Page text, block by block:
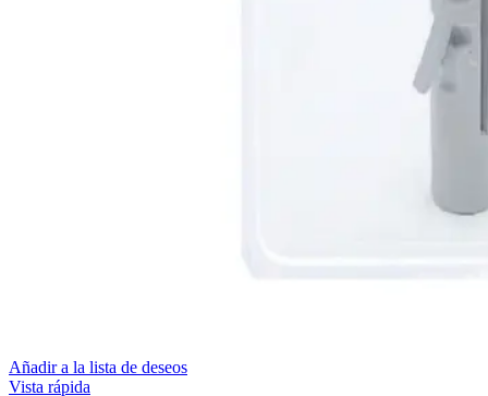
Añadir a la lista de deseos
Vista rápida